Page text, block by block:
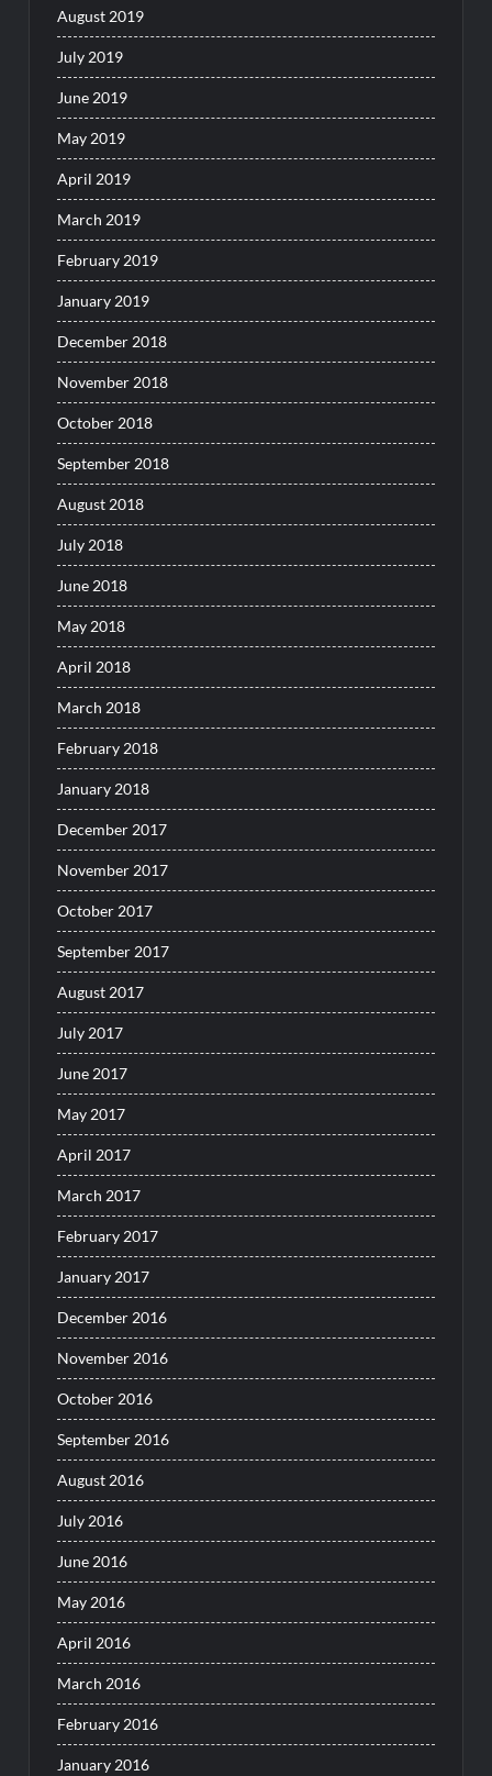
August 2019
July 2019
June 2019
May 2019
April 2019
March 2019
February 2019
January 2019
December 2018
November 2018
October 2018
September 2018
August 2018
July 2018
June 2018
May 2018
April 2018
March 2018
February 2018
January 2018
December 2017
November 2017
October 2017
September 2017
August 2017
July 2017
June 2017
May 2017
April 2017
March 2017
February 2017
January 2017
December 2016
November 2016
October 2016
September 2016
August 2016
July 2016
June 2016
May 2016
April 2016
March 2016
February 2016
January 2016